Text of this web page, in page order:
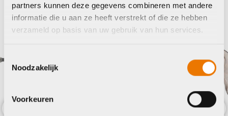
partners kunnen deze gegevens combineren met andere
informatie die u aan ze heeft verstrekt of die ze hebben
verzameld op basis van uw gebruik van hun services.
Toestemmingsselectie
Noodzakelijk
Voorkeuren